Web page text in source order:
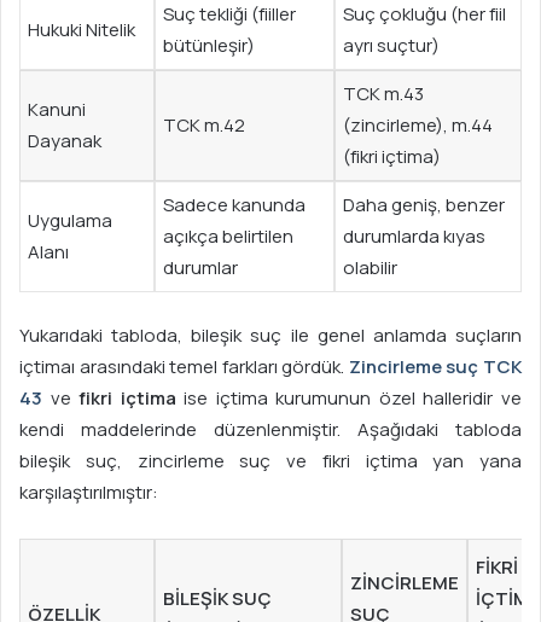
Hukuki Nitelik
Suç tekliği (fiiller
bütünleşir)
Suç çokluğu (her fiil
ayrı suçtur)
Kanuni
Dayanak
TCK m.42
TCK m.43
(zincirleme), m.44
(fikri içtima)
Uygulama
Alanı
Sadece kanunda
açıkça belirtilen
durumlar
Daha geniş, benzer
durumlarda kıyas
olabilir
Yukarıdaki tabloda, bileşik suç ile genel anlamda suçların
içtimaı arasındaki temel farkları gördük. Zincirleme suç TCK
43 vefikri içtima ise içtima kurumunun özel halleridir ve
kendi maddelerinde düzenlenmiştir. Aşağıdaki tabloda
bileşik suç, zincirleme suç ve fikri içtima yan yana
karşılaştırılmıştır:
ÖZELLIK
BILEŞIK SUÇ
ZINCIRLEME
SUÇ
FIKRI
İÇTIMA